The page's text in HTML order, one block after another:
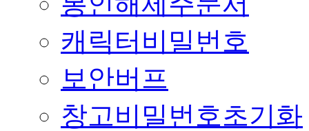
캐릭터비밀번호
보안버프
창고비밀번호초기화